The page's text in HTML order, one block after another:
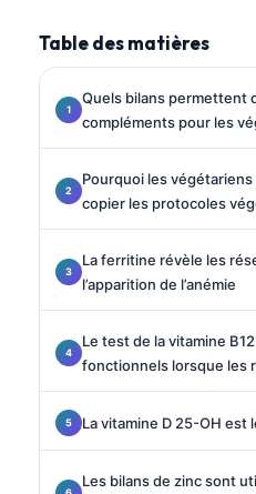
Table des matières
Quels bilans permettent
compléments pour les
Pourquoi les
copier les protocoles
La ferritine révèle les
l’apparition de l’anémie
Le test de la vitamine
fonctionnels lorsque les
La vitamine D 25-OH est
Les bilans de zinc sont